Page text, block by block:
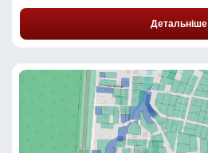
Детальніше